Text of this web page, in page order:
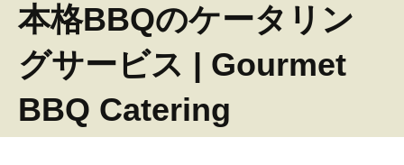
ッ
本格BBQのケータリン
グサービス | Gourmet
BBQ Catering